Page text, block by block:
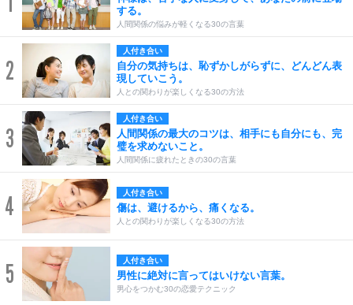
する。
人間関係の悩みが軽くなる30の言葉
2
人付き合い
自分の気持ちは、恥ずかしがらずに、どんどん表
現していこう。
人との関わりが楽しくなる30の方法
3
人付き合い
人間関係の最大のコツは、相手にも自分にも、完
璧を求めないこと。
人間関係に疲れたときの30の言葉
4 人付き合い
傷は、避けるから、痛くなる。
人との関わりが楽しくなる30の方法
5 人付き合い
男性に絶対に言ってはいけない言葉。
男心をつかむ30の恋愛テクニック